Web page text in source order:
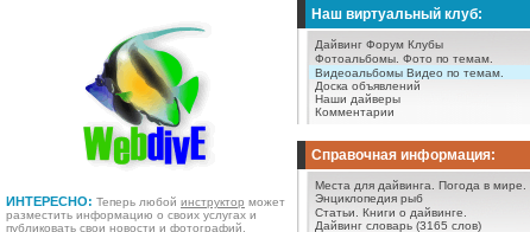
ИНТЕРЕСНО: Теперь любой инструктор может
разместить информацию о своих услугах и
публиковать свои новости и фотографий.
Наш виртуальный клуб:
Дайвинг Форум Клубы
Фотоальбомы. Фото по темам.
Видеоальбомы Видео по темам.
Доска объявлений
Наши дайверы
Комментарии
Справочная информация:
Места для дайвинга.
Погода в мире.
Энциклопедия рыб
Статьи.
Книги о дайвинге.
Дайвинг словарь (3165 слов)